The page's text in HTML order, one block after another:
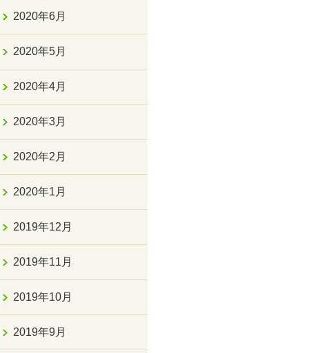
2020年6月
2020年5月
2020年4月
2020年3月
2020年2月
2020年1月
2019年12月
2019年11月
2019年10月
2019年9月